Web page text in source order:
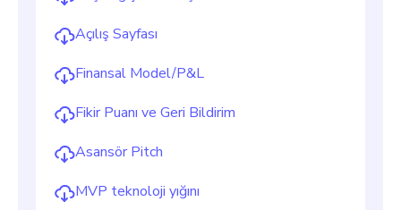
Açılış Sayfası
Finansal Model/P&L
Fikir Puanı ve Geri Bildirim
Asansör Pitch
MVP teknoloji yığını